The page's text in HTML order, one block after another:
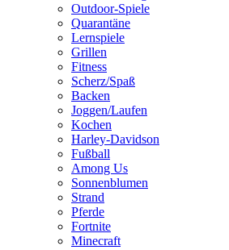
Outdoor-Spiele
Quarantäne
Lernspiele
Grillen
Fitness
Scherz/Spaß
Backen
Joggen/Laufen
Kochen
Harley-Davidson
Fußball
Among Us
Sonnenblumen
Strand
Pferde
Fortnite
Minecraft